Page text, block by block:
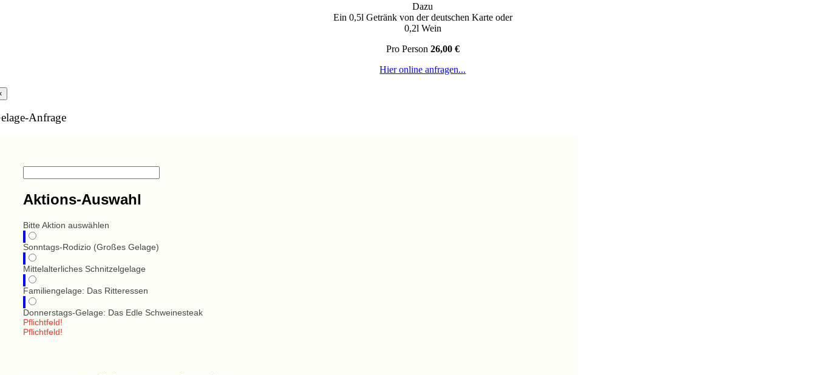
Dazu
Ein 0,5l Getränk von der deutschen Karte oder
0,2l Wein
Pro Person 26,00 €
Hier online anfragen...
Anfrage
Aktions-Auswahl
Bitte Aktion auswählen
Sonntags-Rodizio (Großes Gelage)
Mittelalterliches Schnitzelgelage
Familiengelage: Das Ritteressen
Donnerstags-Gelage: Das Edle Schweinesteak
Pflichtfeld!
Pflichtfeld!